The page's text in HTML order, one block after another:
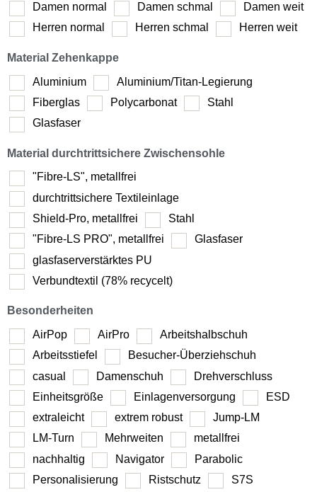
Damen normal
Damen schmal
Damen weit
Herren normal
Herren schmal Herren weit
Material Zehenkappe
Aluminium
Aluminium/Titan-Legierung
Fiberglas
Polycarbonat
Stahl
Glasfaser
Material durchtrittsichere Zwischensohle
"Fibre-LS", metallfrei
durchtrittsichere Textileinlage
Shield-Pro, metallfrei
Stahl
"Fibre-LS PRO", metallfrei
Glasfaser
glasfaserverstärktes PU
Verbundtextil (78% recycelt)
Besonderheiten
AirPop
AirPro
Arbeitshalbschuh
Arbeitsstiefel
Besucher-Überziehschuh
casual
Damenschuh
Drehverschluss
Einheitsgröße
Einlagenversorgung
ESD
extraleicht
extrem robust
Jump-LM
LM-Turn
Mehrweiten
metallfrei
nachhaltig
Navigator
Parabolic
Personalisierung
Ristschutz S7S